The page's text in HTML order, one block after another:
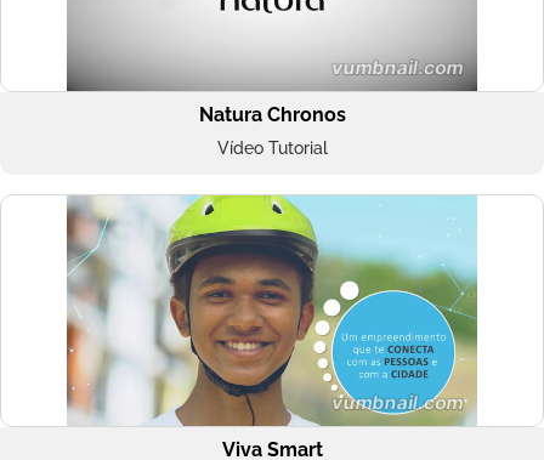
Natura Chronos
Vídeo Tutorial
Viva Smart